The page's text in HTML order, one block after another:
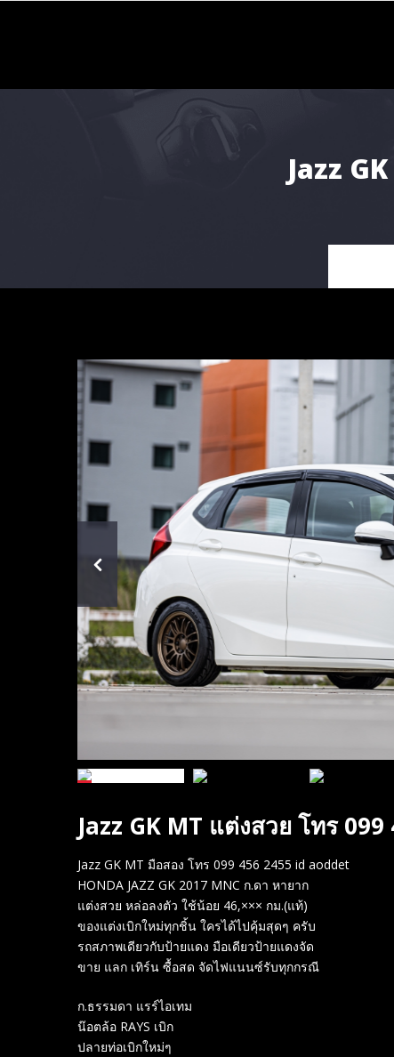
Jazz
Jazz GK MT แต่งสวย โทร
Jazz GK MT มือสอง โทร 099 456 2455 id aoddet
HONDA JAZZ GK 2017 MNC ก.ดา หายาก
แต่งสวย หล่อลงตัว ใช้น้อย 46,××× กม.(แท้)
ของแต่งเบิกใหม่ทุกชิ้น ใครได้ไปคุ้มสุดๆ ครับ
รถสภาพเดียวกับป้ายแดง มือเดียวป้ายแดงจัด
ขาย แลก เทิร์น ซื้อสด จัดไฟแนนซ์รับทุกกรณี
ก.ธรรมดา แรร์ไอเทม
น๊อตล้อ RAYS เบิก
ปลายท่อเบิกใหม่ๆ